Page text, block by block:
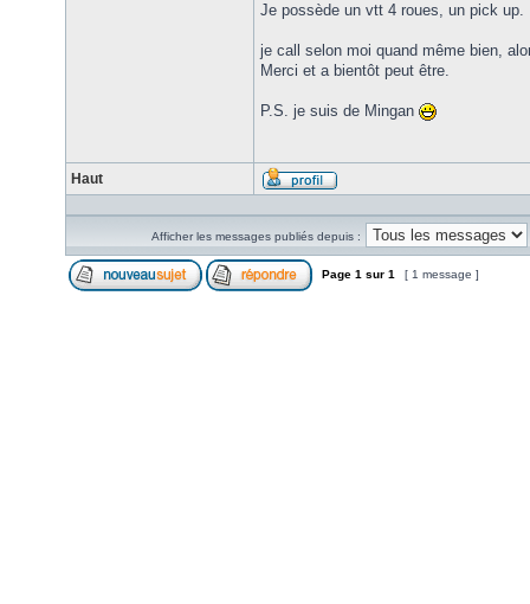
Je possède un vtt 4 roues, un pick up.
je call selon moi quand même bien,
Merci et a bientôt peut être.
P.S. je suis de Mingan
Haut
Afficher les messages publiés depuis :
Page 1 sur 1 [ 1 message ]